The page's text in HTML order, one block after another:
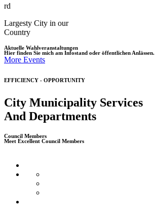
rd
Largesty City in our
Country
Aktuelle Wahlveranstaltungen
Hier finden Sie mich am Infostand oder öffentlichen Anlässen.
More Events
EFFICIENCY - OPPORTUNITY
City Municipality Services
And Departments
Council Members
Meet Excellent Council Members